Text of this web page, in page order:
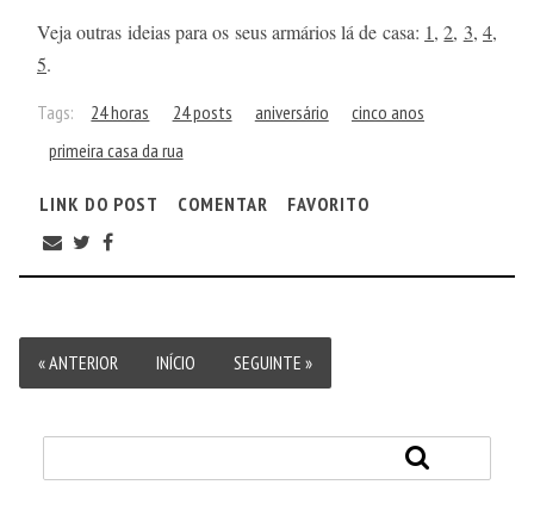
Veja outras ideias para os seus armários lá de casa: 1,2, 3,4,
5.
Tags: 24 horas 24 posts aniversário
cinco anos
primeira casa da rua
LINK DO POST COMENTAR FAVORITO
« ANTERIOR INÍCIO SEGUINTE »